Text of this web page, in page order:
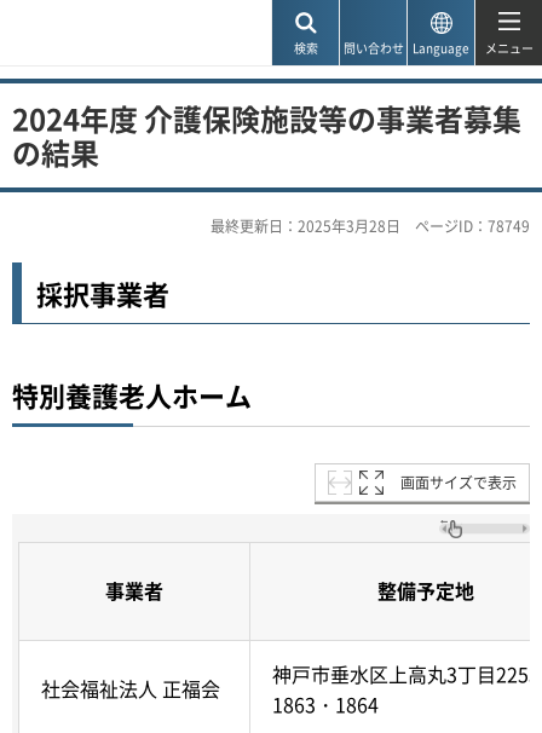
検索 問い合わせ Language メニュー
2024年度 介護保険施設等の事業者募集
の結果
最終更新日：2025年3月28日 ページID：78749
採択事業者
特別養護老人ホーム
画面サイズで表示
事業者 整備予定地
社会福祉法人 正福会
神戸市垂水区上高丸3丁目
1863・1864